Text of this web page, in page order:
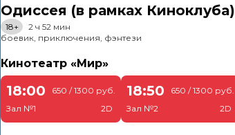
Одиссея (в рамках Киноклуба)
18+
2 ч 52 мин
боевик, приключения, фэнтези
Кинотеатр «Мир»
18:00
Зал №1
650 / 1300 руб.
2D
18:50
Зал №2
650 / 1300 руб.
2D